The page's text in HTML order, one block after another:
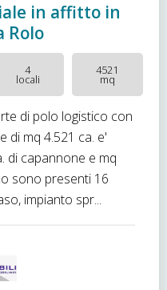
in affitto in
Rolo
4
locali
4521
mq
di polo logistico con
di mq 4.521 ca. e'
di capannone e mq
sono presenti 16
impianto spr...